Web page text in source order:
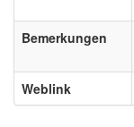
Bemerkungen
Weblink